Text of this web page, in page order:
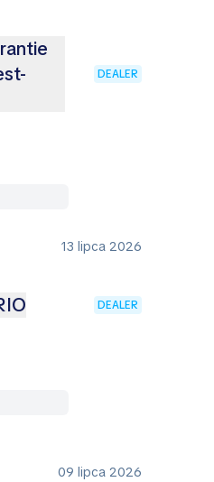
DEALER
13 lipca 2026
DEALER
09 lipca 2026